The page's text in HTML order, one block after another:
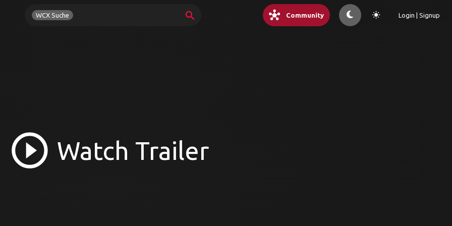
WCX Suche search hub Community light_mode Login | Signup
play_circle_outline Watch Trailer